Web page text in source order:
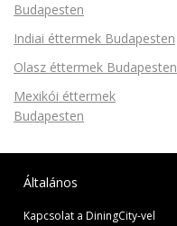
Budapesten
Indiai éttermek Budapesten
Olasz éttermek Budapesten
Mexikói éttermek
Budapesten
Általános
Kapcsolat a DiningCity-vel